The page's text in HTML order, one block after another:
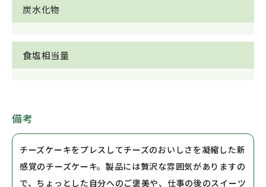
炭水化物
食塩相当量
備考
チーズケーキをプレスしてチーズのおいしさを凝縮した新
感覚のチーズケーキ。製品には贅沢な雰囲気がありますの
で、ちょっとした自分へのご褒美や、仕事の後のスイーツ